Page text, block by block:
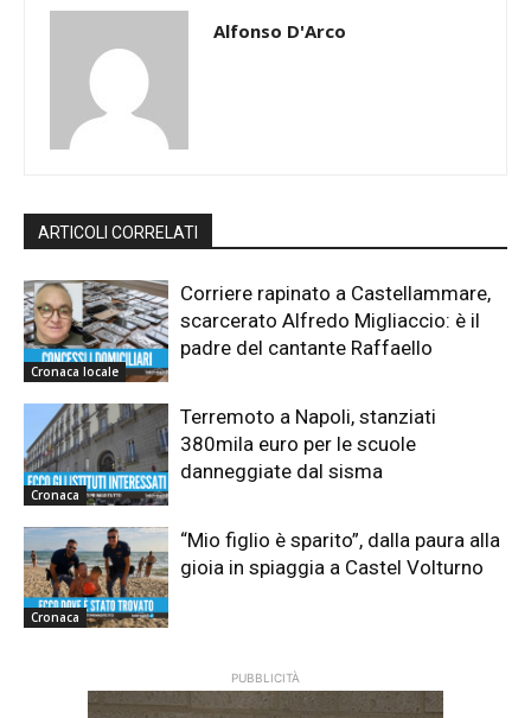
Alfonso D'Arco
ARTICOLI CORRELATI
Cronaca locale
Corriere rapinato a Castellammare,
scarcerato Alfredo Migliaccio: è il
padre del cantante Raffaello
Cronaca
Terremoto a Napoli, stanziati
380mila euro per le scuole
danneggiate dal sisma
Cronaca
“Mio figlio è sparito”, dalla paura alla
gioia in spiaggia a Castel Volturno
PUBBLICITÀ